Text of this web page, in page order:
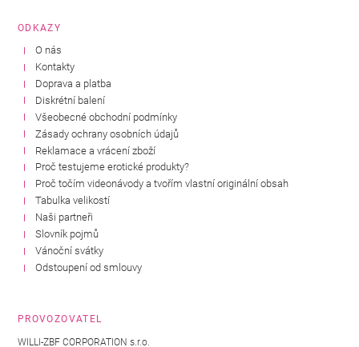
ODKAZY
O nás
Kontakty
Doprava a platba
Diskrétní balení
Všeobecné obchodní podmínky
Zásady ochrany osobních údajů
Reklamace a vrácení zboží
Proč testujeme erotické produkty?
Proč točím videonávody a tvořím vlastní originální obsah
Tabulka velikostí
Naši partneři
Slovník pojmů
Vánoční svátky
Odstoupení od smlouvy
PROVOZOVATEL
WILLI-ZBF CORPORATION s.r.o.